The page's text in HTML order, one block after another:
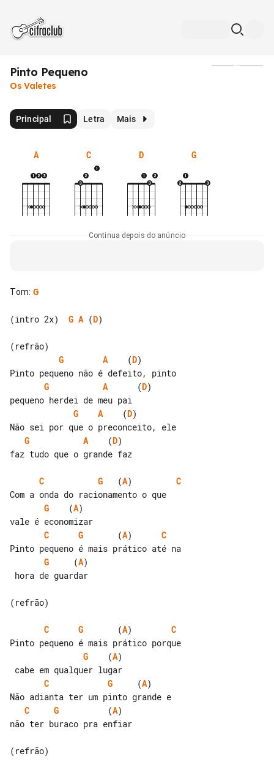
Pinto Pequeno
Os Valetes
Principal Letra Mais
A C D G
Continua depois do anúncio
Tom: G
(intro 2x) G A (D)
G
A
    (
D)
G
A
      (
D)
G
A
    (
D)
G
A
    (
D)
faz tudo que o grande faz
C G
   (
A) C
G
    (
A)
C
G
       (
A) C
G
     (
A)
(refrão)
C G
       (
A) C
G
    (
A)
C
G
     (
A)
C
G
          (
A)
não ter buraco pra enfiar
(refrão)